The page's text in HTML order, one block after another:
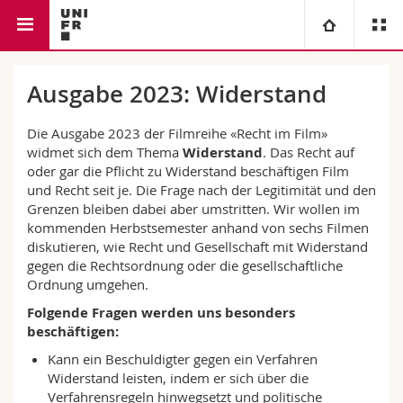
Campus
Forschung
Universität
Weiterbildung
Theologische Fak.
Rechtswissenschaftliche Fak.
Wirtschafts- und Sozialwissenschaftliche Fak.
Philosophische Fak.
Fak. für Erziehungs- und Bildungswissenschaften
Informationen für
Studieninteressierte
Studierende
Medien
Forschende
Ressourcen
Personenverzeichnis
Ortsplan
Bibliotheken
Ausgabe 2023: Widerstand
Die Ausgabe 2023 der Filmreihe «Recht im Film»
widmet sich dem Thema Widerstand. Das Recht auf
oder gar die Pflicht zu Widerstand beschäftigen Film
und Recht seit je. Die Frage nach der Legitimität und den
Grenzen bleiben dabei aber umstritten. Wir wollen im
kommenden Herbstsemester anhand von sechs Filmen
diskutieren, wie Recht und Gesellschaft mit Widerstand
gegen die Rechtsordnung oder die gesellschaftliche
Ordnung umgehen.
Folgende Fragen werden uns besonders
beschäftigen:
Kann ein Beschuldigter gegen ein Verfahren
Widerstand leisten, indem er sich über die
Verfahrensregeln hinwegsetzt und politische